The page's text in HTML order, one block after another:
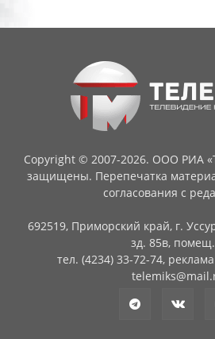
Copyright © 2007-2026. ООО РИА
защищены. Перепечатка
согласования с
692519, Приморский край, г.
зд. 85в,
тел. (4234) 33-72-74,